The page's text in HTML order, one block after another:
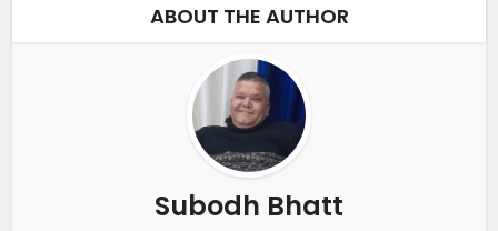
ABOUT THE AUTHOR
Subodh Bhatt